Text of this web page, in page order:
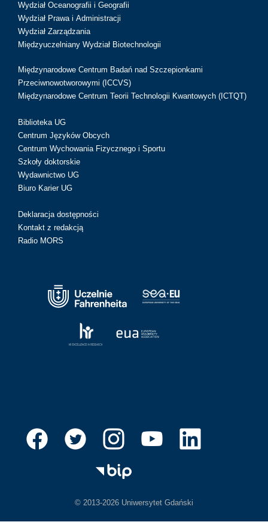
Wydział Oceanografii i Geografii
Wydział Prawa i Administracji
Wydział Zarządzania
Międzyuczelniany Wydział Biotechnologii
Międzynarodowe Centrum Badań nad Szczepionkami
Przeciwnowotworowymi (ICCVS)
Międzynarodowe Centrum Teorii Technologii Kwantowych (ICTQT)
Biblioteka UG
Centrum Języków Obcych
Centrum Wychowania Fizycznego i Sportu
Szkoły doktorskie
Wydawnictwo UG
Biuro Karier UG
Deklaracja dostępności
Kontakt z redakcją
Radio MORS
© 2013-2026 Uniwersytet Gdański